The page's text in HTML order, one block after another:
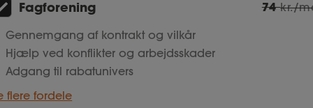
Fagforening 74kr./
Gennemgang af kontrakt og vilkår
Hjælp ved konflikter og arbejdsskader
Adgang til rabatunivers
flere fordele